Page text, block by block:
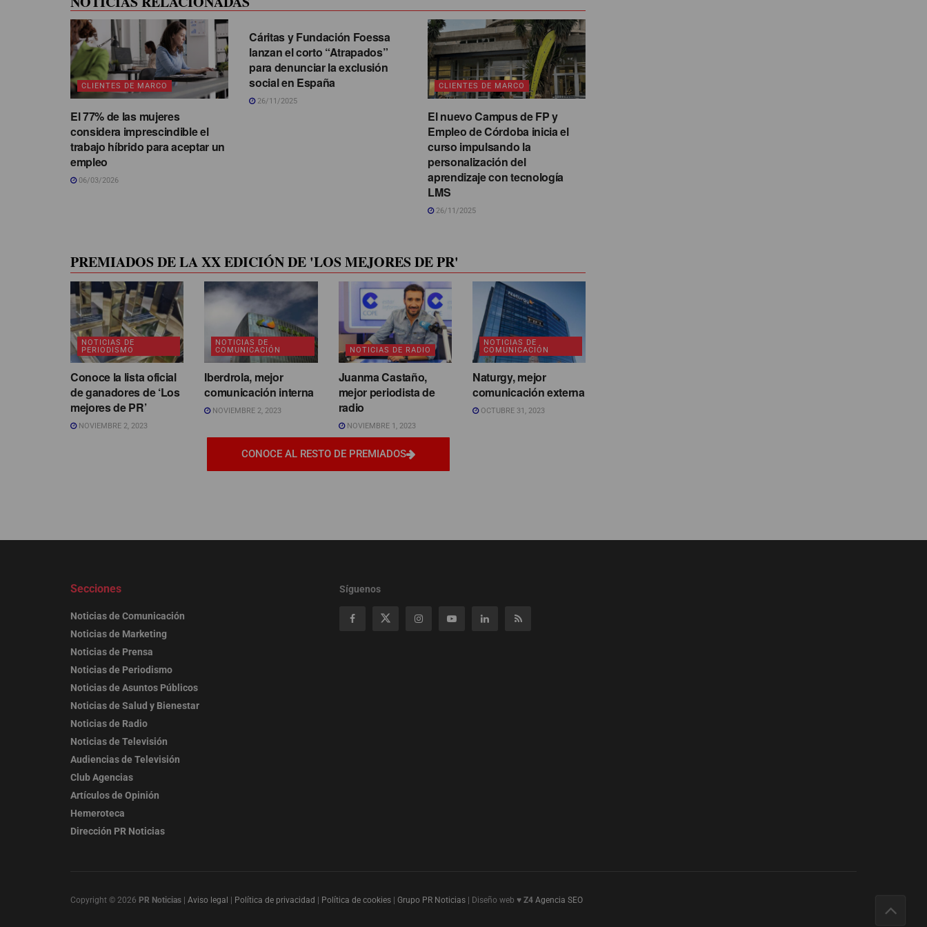
CLIENTES DE MARCO
El 77% de las mujeres
considera imprescindible el
trabajo híbrido para aceptar un
empleo
06/03/2026
Cáritas y Fundación Foessa
lanzan el corto “Atrapados”
para denunciar la exclusión
social en España
26/11/2025
CLIENTES DE MARCO
El nuevo Campus de FP y
Empleo de Córdoba inicia el
curso impulsando la
personalización del
aprendizaje con tecnología
LMS
26/11/2025
PREMIADOS DE LA XX EDICIÓN DE 'LOS MEJORES DE PR'
NOTICIAS DE
PERIODISMO
Conoce la lista oficial
de ganadores de ‘Los
mejores de PR’
NOVIEMBRE 2, 2023
NOTICIAS DE
COMUNICACIÓN
Iberdrola, mejor
comunicación interna
NOVIEMBRE 2, 2023
NOTICIAS DE RADIO
Juanma Castaño,
mejor periodista de
radio
NOVIEMBRE 1, 2023
NOTICIAS DE
COMUNICACIÓN
Naturgy, mejor
comunicación externa
OCTUBRE 31, 2023
CONOCE AL RESTO DE PREMIADOS
Secciones
Noticias de Comunicación
Noticias de Marketing
Noticias de Prensa
Noticias de Periodismo
Noticias de Asuntos Públicos
Noticias de Salud y Bienestar
Noticias de Radio
Noticias de Televisión
Audiencias de Televisión
Club Agencias
Artículos de Opinión
Hemeroteca
Dirección PR Noticias
Síguenos
Copyright © 2026 PR Noticias | Aviso legal | Política de privacidad | Política de cookies | Grupo PR Noticias | Diseño web ♥ Z4 Agencia SEO